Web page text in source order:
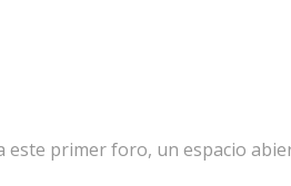
primer foro, un espacio